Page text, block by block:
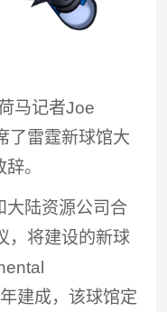
马记者Joe
了雷霆新球馆大
。
大陆资源公司合
，将建设的新球
建成，该球馆定